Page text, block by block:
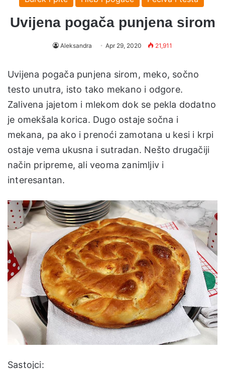
Uvijena pogača punjena sirom
Aleksandra Apr 29, 2020 21,911
Uvijena pogača punjena sirom, meko, sočno
testo unutra, isto tako mekano i odgore.
Zalivena jajetom i mlekom dok se pekla dodatno
je omekšala korica. Dugo ostaje sočna i
mekana, pa ako i prenoći zamotana u kesi i krpi
ostaje vema ukusna i sutradan. Nešto drugačiji
način pripreme, ali veoma zanimljiv i
interesantan.
Sastojci: